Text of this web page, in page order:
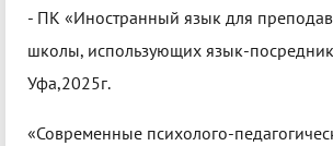
- ПК «Иностранный язык для
школы, использующих язык-посредник
Уфа,2025г.
«Современные психолого-